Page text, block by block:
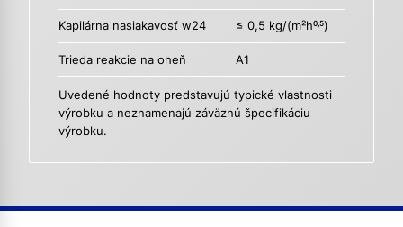
Kapilárna nasiakavosť w24 ≤ 0,5 kg/(m²h0,5)
Trieda reakcie na oheň A1
Uvedené hodnoty predstavujú typické vlastnosti
výrobku a neznamenajú záväznú špecifikáciu
výrobku.